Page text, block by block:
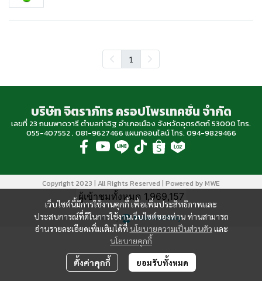
1
เว็บไซต์นี้มีการใช้งานคุกกี้ เพื่อเพิ่มประสิทธิภาพและ
ประสบการณ์ที่ดีในการใช้งานเว็บไซต์ของท่าน ท่านสามารถ
อ่านรายละเอียดเพิ่มเติมได้ที่ นโยบายความเป็นส่วนตัว และ
นโยบายคุกกี้
ตั้งค่าคุกกี้ ยอมรับทั้งหมด
บริษัท จิตราภัทร ครอปโพรเทคชั่น จำกัด
เลขที่ 23 ถนนพาดวารี ตำบลท่าอิฐ อำเภอเมือง จังหวัดอุตรดิตถ์ 53000 โทร.
055-407552 , 081-9627466 แผนกออนไลน์ โทร. 094-9829466
Copyright 2023 | All Rights Reserved | Powered by MWE
ผู้เข้าชมทั้งหมด 1,969,157
Powered By MakeWebEasy